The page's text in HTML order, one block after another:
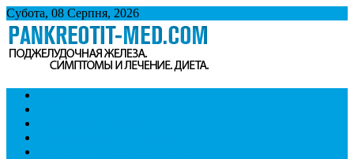
Субота, 08 Серпня, 2026
Панкреатит
Підшлункова залоза. Симптоми і лікування панкреатиту. Дієта
при панкреатиті.